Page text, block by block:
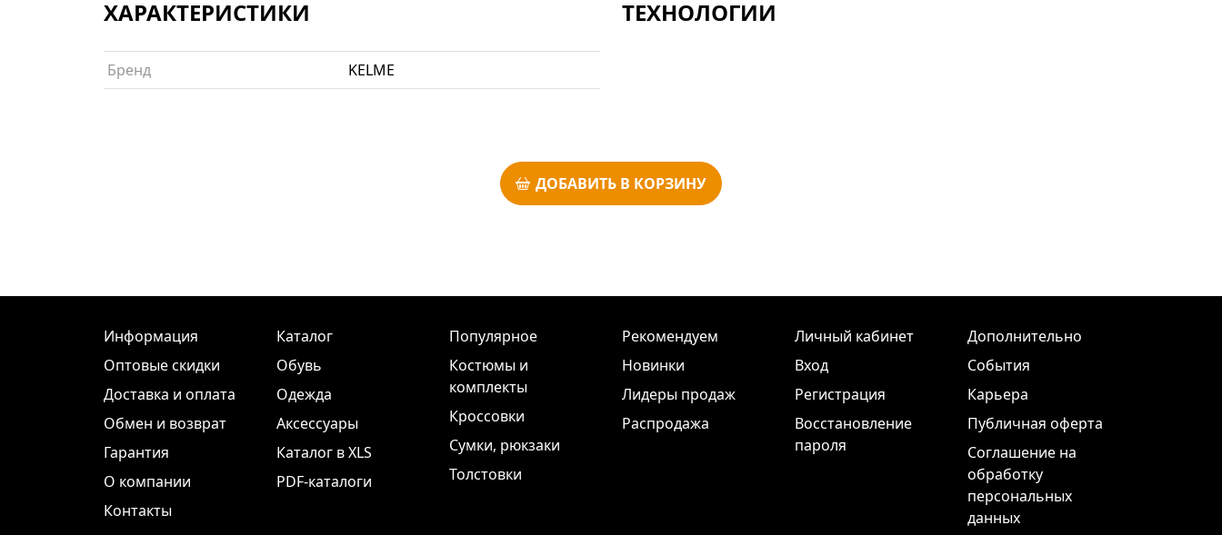
ХАРАКТЕРИСТИКИ
Бренд KELME
ТЕХНОЛОГИИ
ДОБАВИТЬ В КОРЗИНУ
Информация
Оптовые скидки
Доставка и оплата
Обмен и возврат
Гарантия
О компании
Контакты
Каталог
Обувь
Одежда
Аксессуары
Каталог в XLS
PDF-каталоги
Популярное
Костюмы и
комплекты
Кроссовки
Сумки, рюкзаки
Толстовки
Рекомендуем
Новинки
Лидеры продаж
Распродажа
Личный кабинет
Вход
Регистрация
Восстановление
пароля
Дополнительно
События
Карьера
Публичная оферта
Соглашение на
обработку
персональных
данных